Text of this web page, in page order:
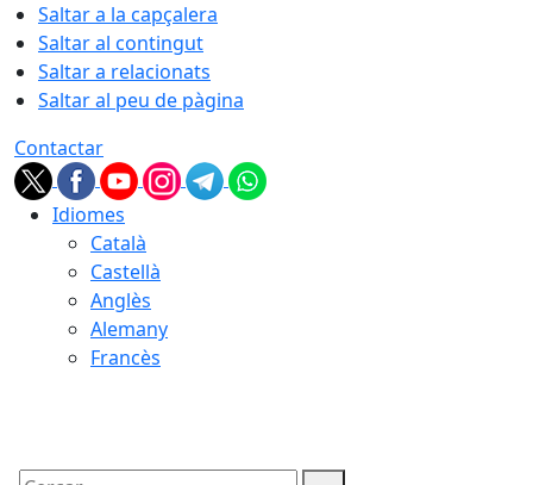
Saltar a la capçalera
Saltar al contingut
Saltar a relacionats
Saltar al peu de pàgina
Contactar
Idiomes
Català
Castellà
Anglès
Alemany
Francès